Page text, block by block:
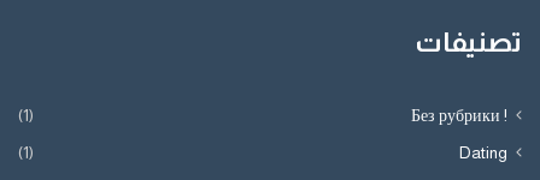
تصنيفات
! Без рубрики
(1)
Dating
(1)